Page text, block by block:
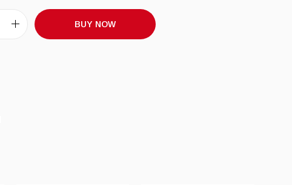
BUY NOW